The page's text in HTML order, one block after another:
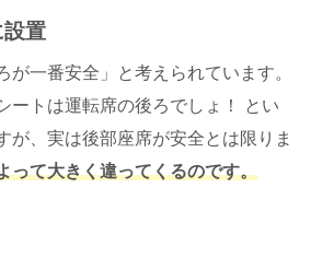
置
が一番安全」と考えられています。
ートは運転席の後ろでしょ！ とい
が、実は後部座席が安全とは限りま
って大きく違ってくるのです。